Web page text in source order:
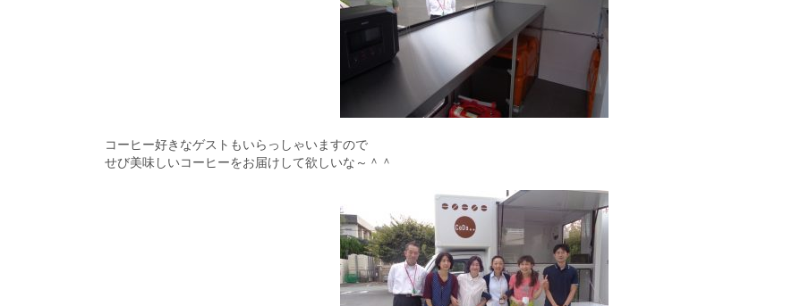
コーヒー好きなゲストもいらっしゃいますので
せび美味しいコーヒーをお届けして欲しいな～＾＾